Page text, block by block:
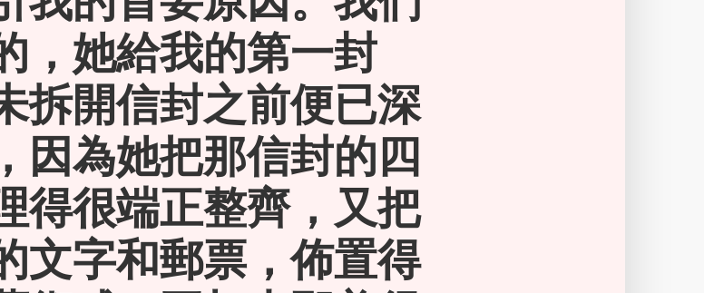
，她給我的第一封
拆開信封之前便已深
因為她把那信封的四
得很端正整齊，又把
文字和郵票，佈置得